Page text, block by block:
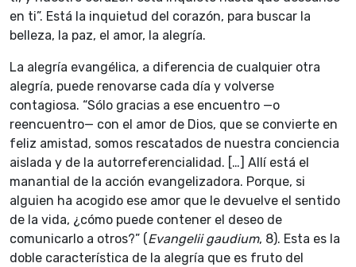
en ti”. Está la inquietud del corazón, para buscar la
belleza, la paz, el amor, la alegría.
La alegría evangélica, a diferencia de cualquier otra
alegría, puede renovarse cada día y volverse
contagiosa. “Sólo gracias a ese encuentro —o
reencuentro— con el amor de Dios, que se convierte en
feliz amistad, somos rescatados de nuestra conciencia
aislada y de la autorreferencialidad. […] Allí está el
manantial de la acción evangelizadora. Porque, si
alguien ha acogido ese amor que le devuelve el sentido
de la vida, ¿cómo puede contener el deseo de
comunicarlo a otros?” (Evangelii gaudium, 8). Esta es la
doble característica de la alegría que es fruto del